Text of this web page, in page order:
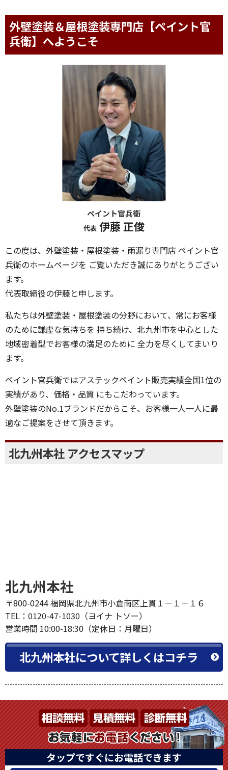
外壁塗装＆屋根塗装専門店【ペイント官
兵衛】へようこそ
ペイント官兵衛
代表 伊藤 正俊
この度は、外壁塗装・屋根塗装・雨漏り専門店 ペイント官
兵衛のホームページを ご覧いただき誠にありがとうござい
ます。
代表取締役の伊藤と申します。
私たちは外壁塗装・屋根塗装の分野において、常にお客様
のために謙虚な気持ちを 持ち続け、北九州市を中心とした
地域密着型でお客様の満足のために 全力を尽くしてまいり
ます。
ペイント官兵衛ではアステックペイント販売実績全国1位の
実績があり、価格・品質 にもこだわっています。
外壁塗装のNo.1ブランドだからこそ、お客様一人一人に最
適なご提案をさせて頂きます。
北九州本社 アクセスマップ
北九州本社
〒800-0244 福岡県北九州市小倉南区上貫１－１－１６
TEL：0120-47-1030（ヨイナ トソー）
営業時間 10:00-18:30（定休日：月曜日）
北九州本社について詳しくはコチラ
タップですぐにお電話できます